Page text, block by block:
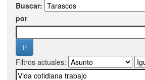
Buscar:
por
Filtros actuales: